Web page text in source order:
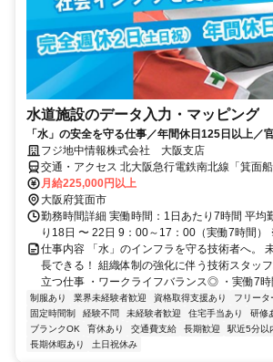
水道施設のデータ入力・マッピング
「水」の安全を守る仕事／年間休日125日以上／
フジ地中情報株式会社 大阪支店
交通・アクセス 北大阪急行電鉄南北線「箕面
歩5分
月給225,000円以上
大阪府箕面市
勤務時間詳細 実働時間：1日あたり7時間 平均
り18日 〜 22日 9：00～17：00（実働7時間）
仕事内容 「水」のインフラを守る技術者へ。
長できる！ 組織体制の強化に伴う技術スタッ
立つ仕事 ・ワークライフバランス◎ ・実働7
制服あり 業界未経験者歓迎 資格取得支援あり フリータ
固定時間制
経験不問 未経験者歓迎 住宅手当あり 研修
ブランクOK
育休あり 交通費支給 長期歓迎 駅近5分以
長期休暇あり
土日祝休み